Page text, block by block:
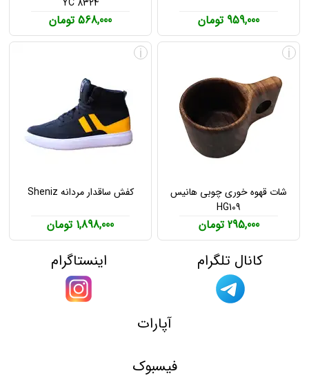
959,000 تومان 568,000 تومان
شات قهوه خوری چوبی هانیس
HG109
295,000 تومان
i
کفش ساقدار مردانه Sheniz
1,898,000 تومان
i
کانال تلگرام اینستاگرام
آپارات
فیسبوک